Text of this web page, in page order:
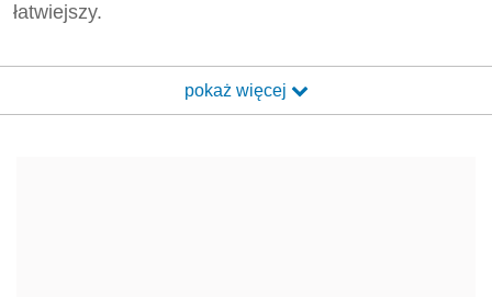
łatwiejszy.
pokaż więcej